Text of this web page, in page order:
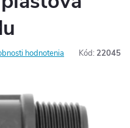
hodnotenia Kód: 22045